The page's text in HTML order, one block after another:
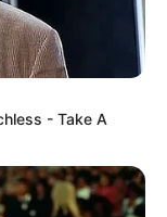
- Take A